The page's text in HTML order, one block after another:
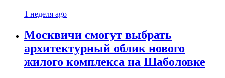
1 неделя ago
Москвичи смогут выбрать
архитектурный облик нового
жилого комплекса на Шаболовке